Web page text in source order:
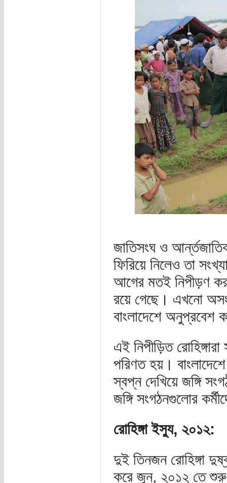
জাতিসংঘ ও
ফিরিয়ে নিলেও তা
আগের মতই নিপীড়ণ
রয়ে গেছে। এখনো
বাংলাদেশে অনুপ্রবেশ
এই নিপীড়িত
পরিণত হয়। বাংলাদেশে
স্বপ্ন দেখিয়ে জঙ্গি
জঙ্গি সংগঠনগুলোর
রোহিঙ্গা ইস্যু, ২০১২:
দুই তিনজন রোহিঙ্গা
করে জুন, ২০১২ তে শুরু